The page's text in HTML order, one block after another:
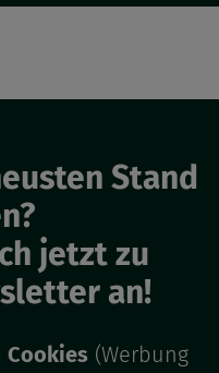
Stand
jetzt zu
an!
Cookies(Werbung